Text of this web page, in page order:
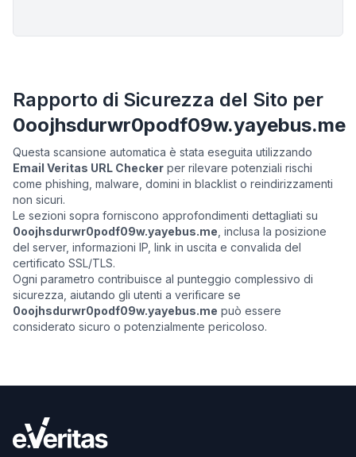
Rapporto di Sicurezza del Sito per
0oojhsdurwr0podf09w.yayebus.me
Questa scansione automatica è stata eseguita utilizzando
Email Veritas URL Checker per rilevare potenziali rischi
come phishing, malware, domini in blacklist o reindirizzamenti
non sicuri.
Le sezioni sopra forniscono approfondimenti dettagliati su
0oojhsdurwr0podf09w.yayebus.me , inclusa la posizione
del server, informazioni IP, link in uscita e convalida del
certificato SSL/TLS.
Ogni parametro contribuisce al punteggio complessivo di
sicurezza, aiutando gli utenti a verificare se
0oojhsdurwr0podf09w.yayebus.me può essere
considerato sicuro o potenzialmente pericoloso.